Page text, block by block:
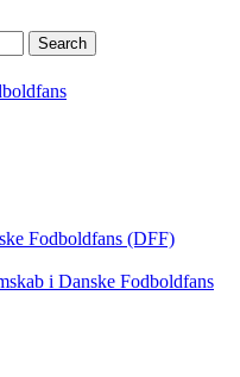
Search
Fodboldfans (DFF)
i Danske Fodboldfans